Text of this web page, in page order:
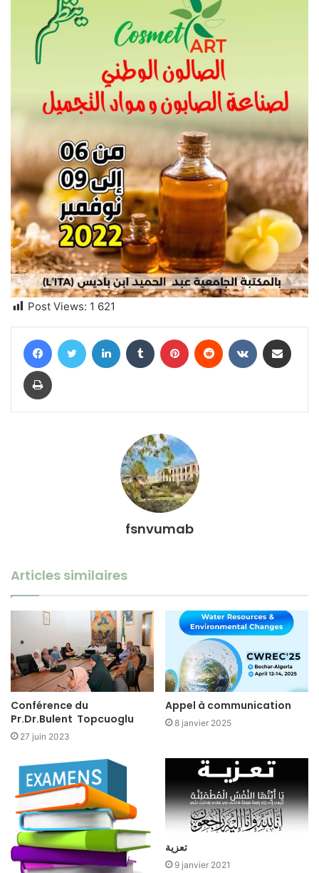
Post Views: 1 621
FacebookTwitter Linkedin Tumblr Pinterest Reddit VKontakte
Imprimer
fsnvumab
Articles similaires
Conférence du
Pr.Dr.Bulent Topcuoglu
27 juin 2023
Appel à communication
8 janvier 2025
تعزية
9 janvier 2021